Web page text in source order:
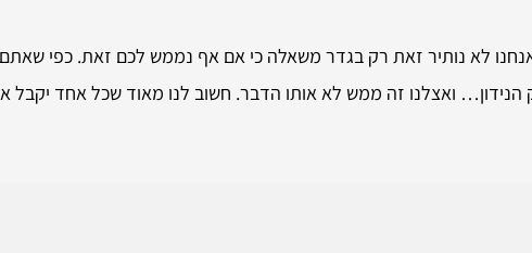
לא נותיר זאת רק בגדר משאלה כי אם אף נממש לכם זאת. כפי
ואצלנו זה ממש לא אותו הדבר. חשוב לנו מאוד שכל אחד יקבל